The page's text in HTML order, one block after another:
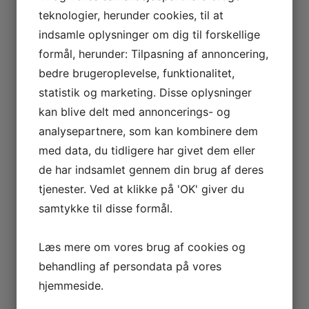
500mg) om ugen. Den anbefalede dosis til kvinder
er maksimalt 0,2 ml (50 mg) om ugen. En Deca-
cyklus varer normalt op til 10 uger.
Tamoxifen bør ikke anvendes i PCT (post-cyklus
terapi).
Clomid eller toremifen kan bruges som PCT-
lægemidler efter en deca-cyklus.
Negative Reaktioner og Post Cycle
Therapy
For at undgå de fleste bivirkninger er det vigtigt at
udføre Post Cycle Therapy (PCT) efter hver deca-
cyklus. Nogle mulige bivirkninger af lægemidlet
omfatter svag erektion, smerter i hofter og ryg,
hovedpine eller forhøjet arterielt blodtryk.
Ulovlighed af Deca Durabolin i
Danmark
teknologier, herunder cookies, til at
indsamle oplysninger om dig til forskellige
formål, herunder: Tilpasning af annoncering,
bedre brugeroplevelse, funktionalitet,
statistik og marketing. Disse oplysninger
kan blive delt med annoncerings- og
analysepartnere, som kan kombinere dem
med data, du tidligere har givet dem eller
de har indsamlet gennem din brug af deres
tjenester. Ved at klikke på 'OK' giver du
samtykke til disse formål.
Læs mere om vores brug af cookies og
behandling af persondata på vores
hjemmeside.